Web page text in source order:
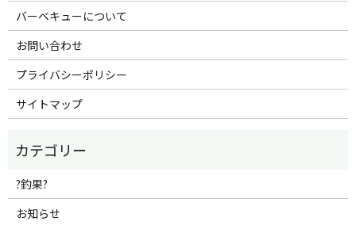
バーベキューについて
お問い合わせ
プライバシーポリシー
サイトマップ
?釣果?
お知らせ